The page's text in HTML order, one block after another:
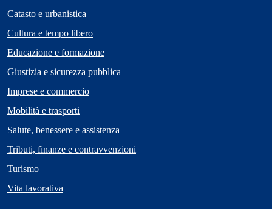
Catasto e urbanistica
Cultura e tempo libero
Educazione e formazione
Giustizia e sicurezza pubblica
Imprese e commercio
Mobilità e trasporti
Salute, benessere e assistenza
Tributi, finanze e contravvenzioni
Turismo
Vita lavorativa